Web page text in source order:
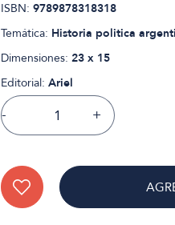
ISBN: 9789878318318
Temática: Historia politica
Dimensiones: 23 x 15
Editorial: Ariel
- +